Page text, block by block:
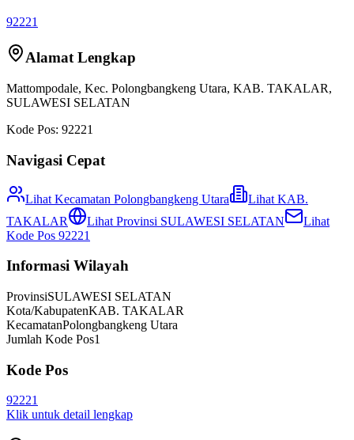
92221
Alamat Lengkap
Mattompodale, Kec. Polongbangkeng Utara, KAB. TAKALAR,
SULAWESI SELATAN
Kode Pos: 92221
Navigasi Cepat
Lihat Kecamatan Polongbangkeng Utara Lihat KAB.
TAKALAR
Lihat Provinsi SULAWESI SELATAN
Lihat
Kode Pos 92221
Informasi Wilayah
ProvinsiSULAWESI SELATAN
Kota/KabupatenKAB. TAKALAR
KecamatanPolongbangkeng Utara
Jumlah Kode Pos1
Kode Pos
92221
Klik untuk detail lengkap